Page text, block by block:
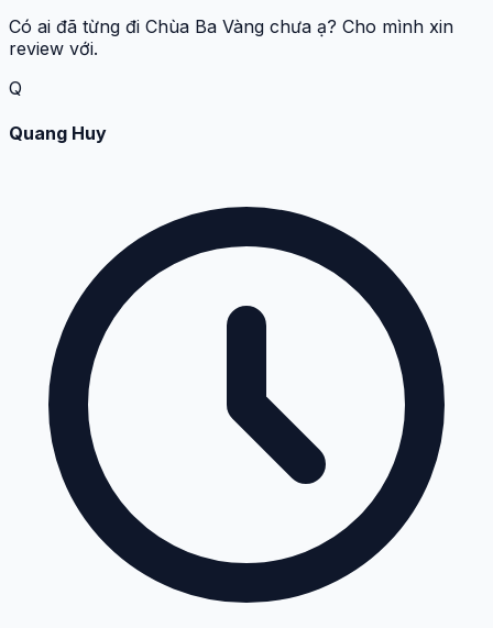
Có ai đã từng đi Chùa Ba Vàng chưa ạ? Cho mình xin
review với.
Q
Quang Huy